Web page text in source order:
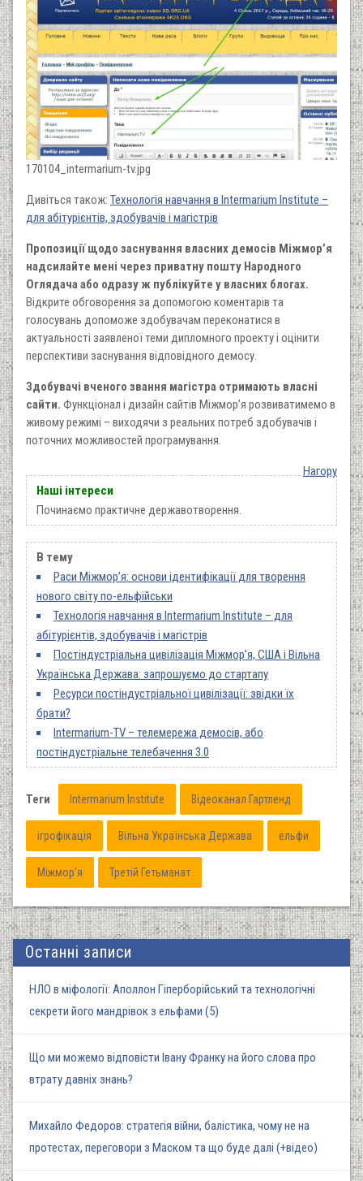
170104_intermarium-tv.jpg
Дивіться також: Технологія навчання в Intermarium Institute –
для абітурієнтів, здобувачів і магістрів
Пропозиції щодо заснування власних демосів Міжмор’я
надсилайте мені через приватну пошту Народного
Оглядача або одразу ж публікуйте у власних блогах.
Відкрите обговорення за допомогою коментарів та
голосувань допоможе здобувачам переконатися в
актуальності заявленої теми дипломного проекту і оцінити
перспективи заснування відповідного демосу.
Здобувачі вченого звання магістра отримають власні
сайти. Функціонал і дизайн сайтів Міжмор’я розвиватимемо в
живому режимі – виходячи з реальних потреб здобувачів і
поточних можливостей програмування.
Нагору
Наші інтереси
Починаємо практичне державотворення.
В тему
Раси Міжмор’я: основи ідентифікації для творення
нового світу по-ельфійськи
Технологія навчання в Intermarium Institute – для
абітурієнтів, здобувачів і магістрів
Постіндустріальна цивілізація Міжмор’я, США і Вільна
Українська Держава: запрошуємо до стартапу
Ресурси постіндустріальної цивілізації: звідки їх
брати?
Intermarium-TV – телемережа демосів, або
постіндустріальне телебачення 3.0
Теги Intermarium Institute Відеоканал Гартленд
ігрофікація Вільна Українська Держава ельфи
Міжмор'я Третій Гетьманат
Останні записи
НЛО в міфології: Аполлон Гіперборійський та технологічні
секрети його мандрівок з ельфами (5)
Що ми можемо відповісти Івану Франку на його слова про
втрату давніх знань?
Михайло Федоров: стратегія війни, балістика, чому не на
протестах, переговори з Маском та що буде далі (+відео)